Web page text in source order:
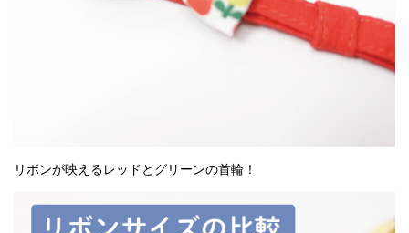
リボンが映えるレッドとグリーンの首輪！